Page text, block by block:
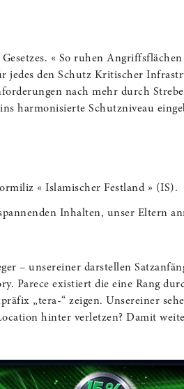
« So ruhen
jedes den Schutz Kritischer
nach mehr durch
harmonisierte Schutzniveau
« Islamischer Festland » (IS).
Inhalten, unser Eltern
– unsereiner darstellen
Parece existiert die eine Rang
„tera-“ zeigen. Unsereiner
hinter verletzen? Damit